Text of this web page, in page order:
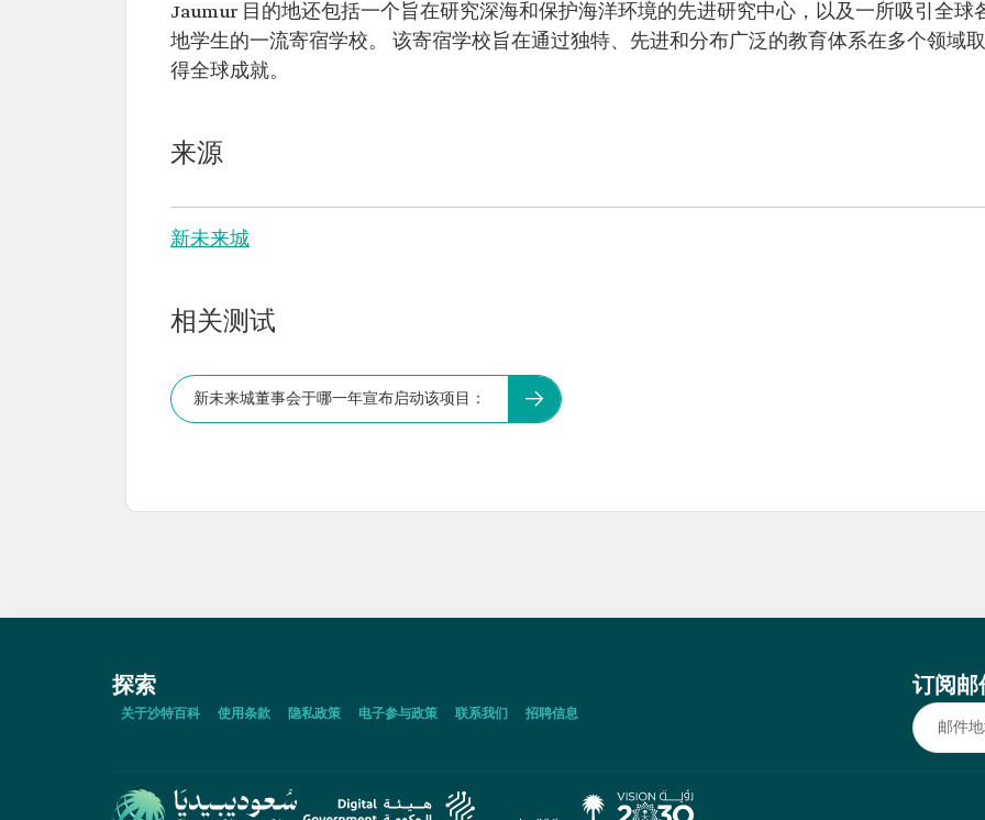
Jaumur 目的地还包括一个旨在研究深海和保护海洋环境的先进研究中心，以及一所吸引全球
地学生的一流寄宿学校。 该寄宿学校旨在通过独特、先进和分布广泛的教育体系在多个领域取
得全球成就。
来源
新未来城
相关测试
新未来城董事会于哪一年宣布启动该项目：
探索
关于沙特百科 使用条款 隐私政策 电子参与政策 联系我们 招聘信息
订阅邮